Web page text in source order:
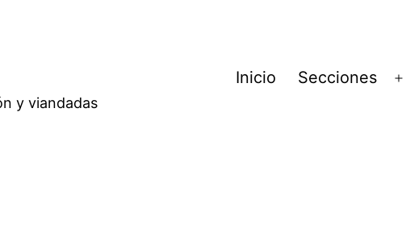
y viandadas
Inicio Secciones